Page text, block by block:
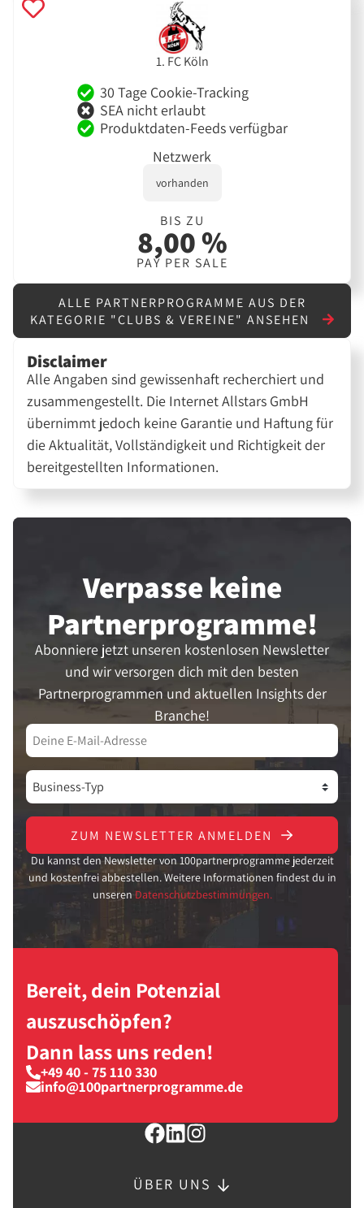
1. FC Köln
30 Tage Cookie-Tracking
SEA nicht erlaubt
Produktdaten-Feeds verfügbar
Netzwerk
vorhanden
BIS ZU
8,00 %
PAY PER SALE
ALLE PARTNERPROGRAMME AUS DER
KATEGORIE "CLUBS & VEREINE" ANSEHEN
Disclaimer
Alle Angaben sind gewissenhaft recherchiert und
zusammengestellt. Die Internet Allstars GmbH
übernimmt jedoch keine Garantie und Haftung für
die Aktualität, Vollständigkeit und Richtigkeit der
bereitgestellten Informationen.
Verpasse keine
Partner­programme!
Abonniere jetzt unseren kostenlosen Newsletter
und wir versorgen dich mit den besten
Partnerprogrammen und aktuellen Insights der
Branche!
ZUM NEWSLETTER ANMELDEN
Du kannst den Newsletter von 100partnerprogramme jederzeit
und kostenfrei abbestellen. Weitere Informationen findest du in
unseren Datenschutzbestimmungen.
Bereit, dein Potenzial
auszuschöpfen?
Dann lass uns reden!
+49 40 - 75 110 330
info@100partnerprogramme.de
ÜBER UNS